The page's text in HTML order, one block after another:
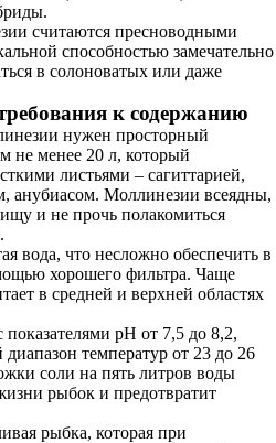
считаются пресноводными
способностью замечательно
в солоноватых или даже
к содержанию
нужен просторный
не менее 20 л, который
листьями – сагиттарией,
анубиасом. Моллинезии всеядны,
и не прочь полакомиться
вода, что несложно обеспечить в
хорошего фильтра. Чаще
в средней и верхней областях
рН от 7,5 до 8,2,
температур от 23 до 26
соли на пять литров воды
рыбок и предотвратит
рыбка, которая при